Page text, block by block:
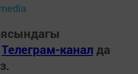
Телеграм-канал да